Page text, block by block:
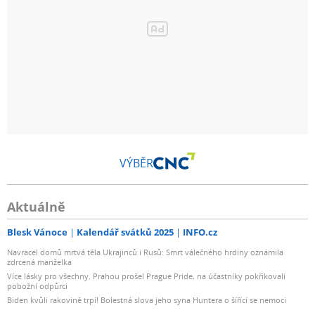
VÝBĚR
Aktuálně
Blesk Vánoce Kalendář svátků 2025 INFO.cz
Navracel domů mrtvá těla Ukrajinců i Rusů: Smrt válečného hrdiny oznámila
zdrcená manželka
Více lásky pro všechny. Prahou prošel Prague Pride, na účastníky pokřikovali
pobožní odpůrci
Biden kvůli rakovině trpí! Bolestná slova jeho syna Huntera o šířící se nemoci